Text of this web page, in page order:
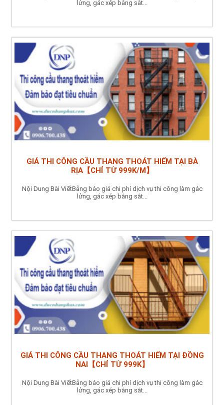
lửng, gác xép bằng sắt...
GIÁ THI CÔNG CẦU THANG THOÁT HIỂM TẠI BÀ
RỊA【CHỈ TỪ 999K/M】
Nội Dung Bài ViếtBảng báo giá chi phí dịch vụ thi công làm gác
lửng, gác xép bằng sắt...
GIÁ THI CÔNG CẦU THANG THOÁT HIỂM TẠI ĐỒNG
NAI【CHỈ TỪ 999K】
Nội Dung Bài ViếtBảng báo giá chi phí dịch vụ thi công làm gác
lửng, gác xép bằng sắt...